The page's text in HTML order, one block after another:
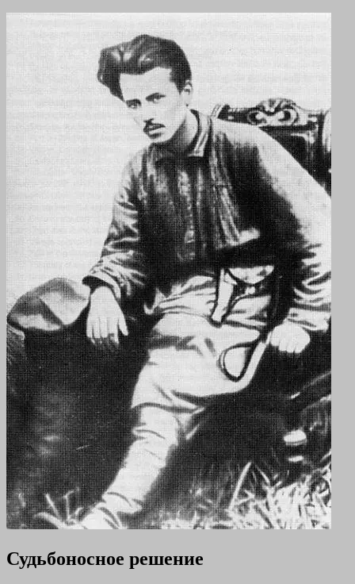
Судьбоносное решение